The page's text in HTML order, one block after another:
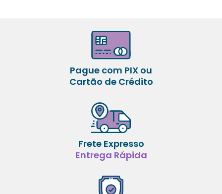
Pague com PIX ou
Cartão de Crédito
Frete Expresso
Entrega Rápida